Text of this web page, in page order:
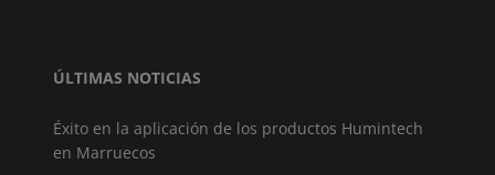
ÚLTIMAS NOTICIAS
Éxito en la aplicación de los productos Humintech
en Marruecos